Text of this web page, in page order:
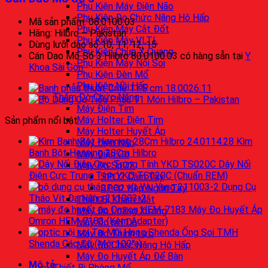
Phụ Kiện Máy Điện Não
Phụ Kiện Đo Chức Năng Hô Hấp
Phụ Kiện Máy Cắt Đốt
Phụ Kiện Máy VLTL
Phụ Kiện Chụp X Quang
Phụ Kiện Máy Nội Soi
Phụ Kiện Đèn Mổ
Phụ Kiện Nồi Hấp
Thăm Dò Chức Năng
Máy Điện Tim
Máy Holter Điện Tim
Máy Holter Huyết Áp
Máy Điện Não
Máy Điện Cơ
Máy Đo SpO2
SPO2 Cầm Tay
SPO2 Kẹp Ngón Tay
Thiết Bị Khám Mắt
Máy Đo Loãng Xương
Máy Đo pH Da
Máy Đo Thính Lực
Máy Đo Chức Năng Hô Hấp
Máy Đo Huyết Áp Để Bàn
Mã sản phẩm: 08.0100.03
Hãng: Hilbro – Pakistan
Dùng lưỡi dao số 10, 11, 12, 15
Cán Dao Mổ Số 3 Hilbro 80.0100.03 có hàng sẵn tại Y
Khoa Sài Gòn
Sản phẩm nổi bật
Kìm
Banh Bột Henning 28Cm Hilbro
Dây Nối
Điện Cực Trung Tính YKD TS020C (Chuẩn REM)
Dụng Cụ
Tháo Vít Đa Năng 211003-2
Máy Đo Huyết Áp
Omron HEM-7183 (Kèm Adapter)
Ống Soi TMH
Shenda Các Cỡ (Mới 100%)
Mô tả